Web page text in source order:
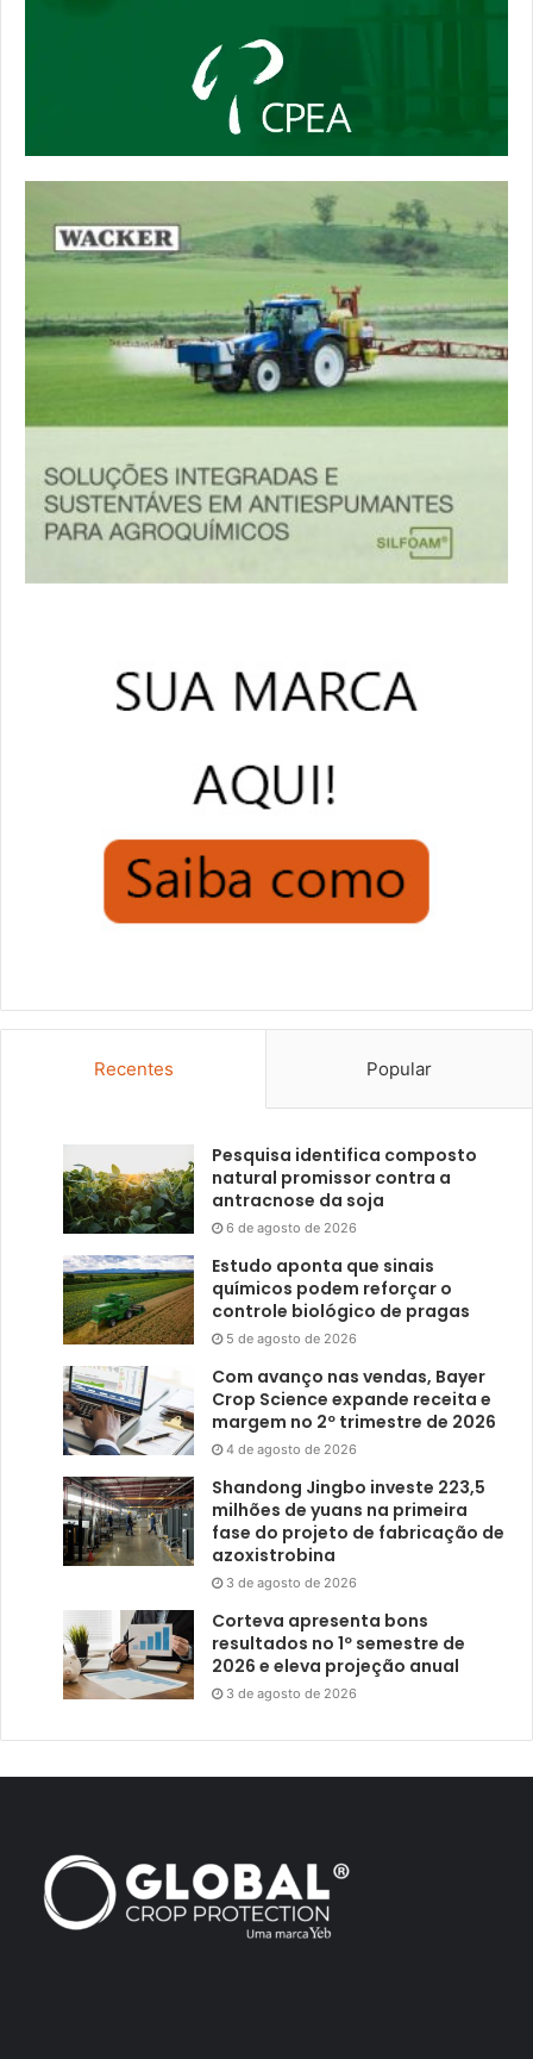
Recentes Popular
Pesquisa identifica composto
natural promissor contra a
antracnose da soja
6 de agosto de 2026
Estudo aponta que sinais
químicos podem reforçar o
controle biológico de pragas
5 de agosto de 2026
Com avanço nas vendas, Bayer
Crop Science expande receita e
margem no 2º trimestre de 2026
4 de agosto de 2026
Shandong Jingbo investe 223,5
milhões de yuans na primeira
fase do projeto de fabricação de
azoxistrobina
3 de agosto de 2026
Corteva apresenta bons
resultados no 1º semestre de
2026 e eleva projeção anual
3 de agosto de 2026